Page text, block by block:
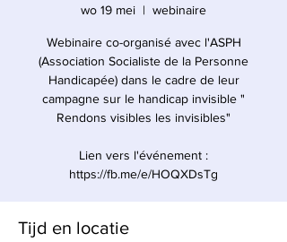
wo 19 mei
  |
webinaire
Webinaire co-organisé avec l'ASPH
(Association Socialiste de la Personne
Handicapée) dans le cadre de leur
campagne sur le handicap invisible "
Rendons visibles les invisibles"
Lien vers l'événement :
https://fb.me/e/HOQXDsTg
Tijd en locatie